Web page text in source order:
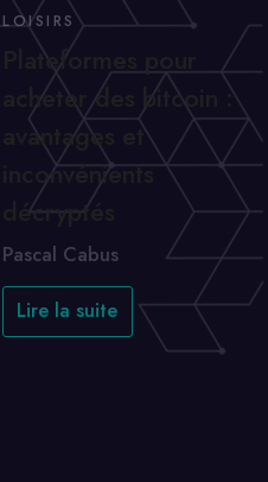
LOISIRS
Plateformes pour
acheter des bitcoin :
avantages et
inconvénients
décryptés
Pascal Cabus
Lire la suite